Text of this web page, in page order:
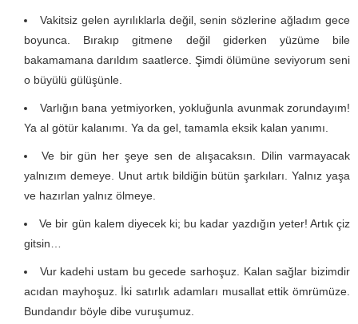
Vakitsiz gelen ayrılıklarla değil, senin sözlerine ağladım gece
boyunca. Bırakıp gitmene değil giderken yüzüme bile
bakamamana darıldım saatlerce. Şimdi ölümüne seviyorum seni
o büyülü gülüşünle.
Varlığın bana yetmiyorken, yokluğunla avunmak zorundayım!
Ya al götür kalanımı. Ya da gel, tamamla eksik kalan yanımı.
Ve bir gün her şeye sen de alışacaksın. Dilin varmayacak
yalnızım demeye. Unut artık bildiğin bütün şarkıları. Yalnız yaşa
ve hazırlan yalnız ölmeye.
Ve bir gün kalem diyecek ki; bu kadar yazdığın yeter! Artık çiz
gitsin…
Vur kadehi ustam bu gecede sarhoşuz. Kalan sağlar bizimdir
acıdan mayhoşuz. İki satırlık adamları musallat ettik ömrümüze.
Bundandır böyle dibe vuruşumuz.